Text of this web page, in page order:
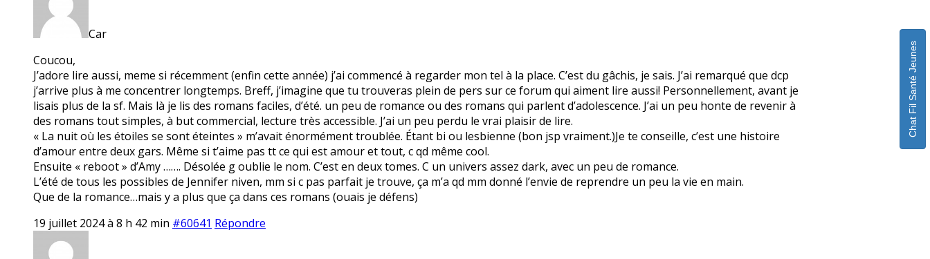
Car
Coucou,
J’adore lire aussi, meme si récemment (enfin cette année) j’ai commencé à regarder mon tel à la place. C’est du gâchis, je sais. J’ai remarqué que dcp
j’arrive plus à me concentrer longtemps. Breff, j’imagine que tu trouveras plein de pers sur ce forum qui aiment lire aussi! Personnellement, avant je
lisais plus de la sf. Mais là je lis des romans faciles, d’été. un peu de romance ou des romans qui parlent d’adolescence. J’ai un peu honte de revenir à
des romans tout simples, à but commercial, lecture très accessible. J’ai un peu perdu le vrai plaisir de lire.
« La nuit où les étoiles se sont éteintes » m’avait énormément troublée. Étant bi ou lesbienne (bon jsp vraiment.)Je te conseille, c’est une histoire
d’amour entre deux gars. Même si t’aime pas tt ce qui est amour et tout, c qd même cool.
Ensuite « reboot » d’Amy ……. Désolée g oublie le nom. C’est en deux tomes. C un univers assez dark, avec un peu de romance.
L’été de tous les possibles de Jennifer niven, mm si c pas parfait je trouve, ça m’a qd mm donné l’envie de reprendre un peu la vie en main.
Que de la romance…mais y a plus que ça dans ces romans (ouais je défens)
19 juillet 2024 à 8 h 42 min #60641 Répondre
Chat Fil Santé Jeunes